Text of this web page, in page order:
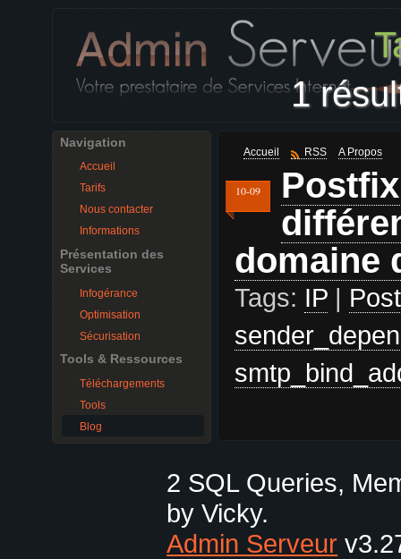
1
Navigation
Accueil
Tarifs
Nous contacter
Informations
Présentation des
Services
Infogérance
Optimisation
Sécurisation
Tools & Ressources
Téléchargements
Tools
Blog
Accueil RSS A Propos
10-09
domaine
Tags: IP|
2 SQL Queries,
by Vicky.
Admin Serveur